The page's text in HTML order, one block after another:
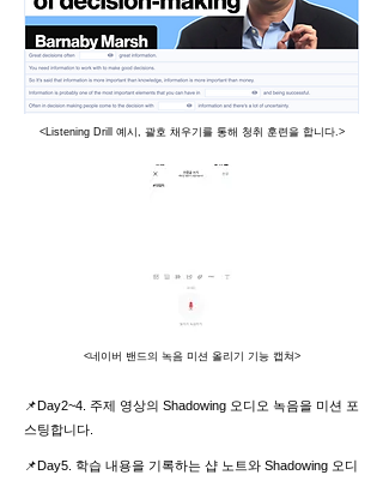
<Listening Drill 예시, 괄호 채우기를 통해 청취 훈련을 합니다.>
<​네이버 밴드의 녹음 미션 올리기 기능 캡쳐>
📌Day2~4. 주제 영상의 Shadowing 오디오 녹음을 미션 포
스팅합니다.
📌Day5. 학습 내용을 기록하는 샵 노트와 Shadowing 오디